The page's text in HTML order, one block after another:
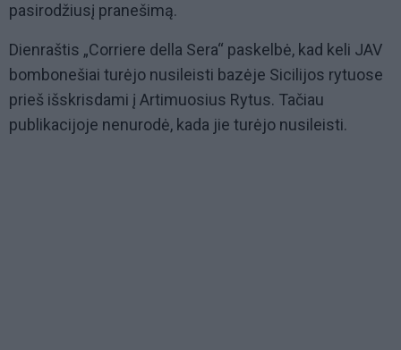
pasirodžiusį pranešimą.
Dienraštis „Corriere della Sera“ paskelbė, kad keli JAV
bombonešiai turėjo nusileisti bazėje Sicilijos rytuose
prieš išskrisdami į Artimuosius Rytus. Tačiau
publikacijoje nenurodė, kada jie turėjo nusileisti.